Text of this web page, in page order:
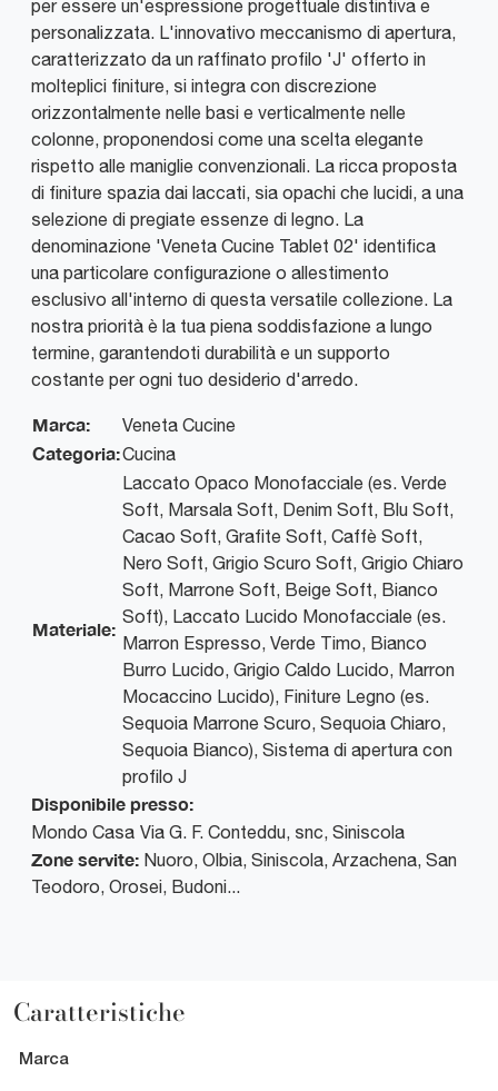
per essere un'espressione progettuale distintiva e
personalizzata. L'innovativo meccanismo di apertura,
caratterizzato da un raffinato profilo 'J' offerto in
molteplici finiture, si integra con discrezione
orizzontalmente nelle basi e verticalmente nelle
colonne, proponendosi come una scelta elegante
rispetto alle maniglie convenzionali. La ricca proposta
di finiture spazia dai laccati, sia opachi che lucidi, a una
selezione di pregiate essenze di legno. La
denominazione 'Veneta Cucine Tablet 02' identifica
una particolare configurazione o allestimento
esclusivo all'interno di questa versatile collezione. La
nostra priorità è la tua piena soddisfazione a lungo
termine, garantendoti durabilità e un supporto
costante per ogni tuo desiderio d'arredo.
Marca: Veneta Cucine
Categoria:Cucina
Materiale:
Laccato Opaco Monofacciale (es. Verde
Soft, Marsala Soft, Denim Soft, Blu Soft,
Cacao Soft, Grafite Soft, Caffè Soft,
Nero Soft, Grigio Scuro Soft, Grigio Chiaro
Soft, Marrone Soft, Beige Soft, Bianco
Soft), Laccato Lucido Monofacciale (es.
Marron Espresso, Verde Timo, Bianco
Burro Lucido, Grigio Caldo Lucido, Marron
Mocaccino Lucido), Finiture Legno (es.
Sequoia Marrone Scuro, Sequoia Chiaro,
Sequoia Bianco), Sistema di apertura con
profilo J
Disponibile presso:
Mondo Casa Via G. F. Conteddu, snc, Siniscola
Zone servite: Nuoro, Olbia, Siniscola, Arzachena, San
Teodoro, Orosei, Budoni...
Caratteristiche
Marca